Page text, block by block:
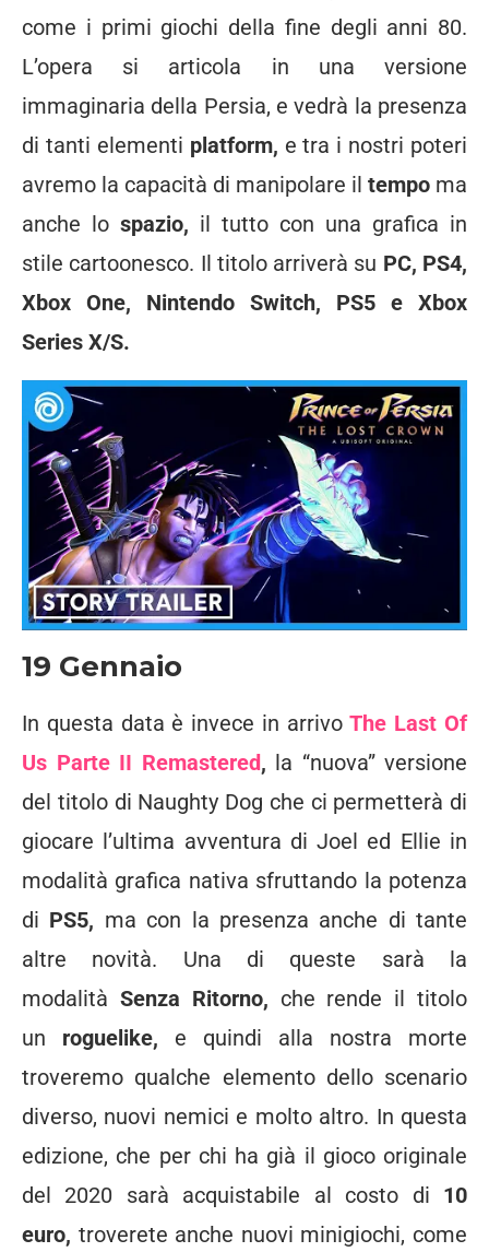
come i primi giochi della fine degli anni 80.
L’opera si articola in una versione
immaginaria della Persia, e vedrà la presenza
di tanti elementi platform, e tra i nostri poteri
avremo la capacità di manipolare il tempo ma
anche lo spazio, il tutto con una grafica in
stile cartoonesco. Il titolo arriverà su PC, PS4,
Xbox One, Nintendo Switch, PS5 e Xbox
Series X/S.
19 Gennaio
In questa data è invece in arrivoThe Last Of
Us Parte II Remastered, la “nuova” versione
del titolo di Naughty Dog che ci permetterà di
giocare l’ultima avventura di Joel ed Ellie in
modalità grafica nativa sfruttando la potenza
di PS5, ma con la presenza anche di tante
altre novità. Una di queste sarà la
modalità Senza Ritorno, che rende il titolo
un roguelike, e quindi alla nostra morte
troveremo qualche elemento dello scenario
diverso, nuovi nemici e molto altro. In questa
edizione, che per chi ha già il gioco originale
del 2020 sarà acquistabile al costo di 10
euro, troverete anche nuovi minigiochi, come